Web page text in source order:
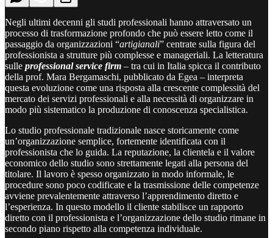
Negli ultimi decenni gli studi professionali hanno attraversato un
processo di trasformazione profondo che può essere letto come il
passaggio da organizzazioni “artigianali” centrate sulla figura del
professionista a strutture più complesse e manageriali. La letteratura
sulle professional service firm – tra cui in Italia spicca il contributo
della prof. Mara Bergamaschi, pubblicato da Egea – interpreta
questa evoluzione come una risposta alla crescente complessità del
mercato dei servizi professionali e alla necessità di organizzare in
modo più sistematico la produzione di conoscenza specialistica.
Lo studio professionale tradizionale nasce storicamente come
un’organizzazione semplice, fortemente identificata con il
professionista che lo guida. La reputazione, la clientela e il valore
economico dello studio sono strettamente legati alla persona del
titolare. Il lavoro è spesso organizzato in modo informale, le
procedure sono poco codificate e la trasmissione delle competenze
avviene prevalentemente attraverso l’apprendimento diretto e
l’esperienza. In questo modello il cliente stabilisce un rapporto
diretto con il professionista e l’organizzazione dello studio rimane in
secondo piano rispetto alla competenza individuale.